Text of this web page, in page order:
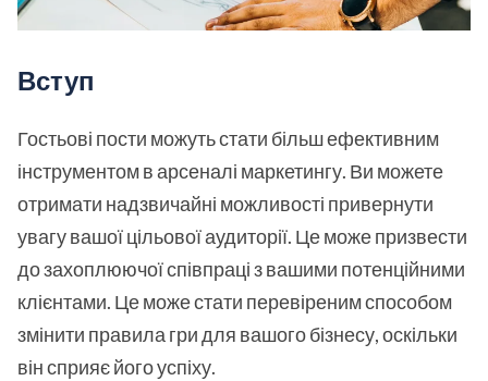
Вступ
Гостьові пости можуть стати більш ефективним
інструментом в арсеналі маркетингу. Ви можете
отримати надзвичайні можливості привернути
увагу вашої цільової аудиторії. Це може призвести
до захоплюючої співпраці з вашими потенційними
клієнтами. Це може стати перевіреним способом
змінити правила гри для вашого бізнесу, оскільки
він сприяє його успіху.